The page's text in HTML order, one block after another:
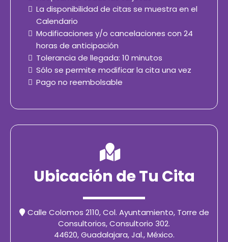
La disponibilidad de citas se muestra en el
Calendario
Modificaciones y/o cancelaciones con 24
horas de anticipación
Tolerancia de llegada: 10 minutos
Sólo se permite modificar la cita una vez
Pago no reembolsable
Ubicación de Tu Cita
Calle Colomos 2110, Col. Ayuntamiento, Torre de
Consultorios, Consultorio 302.
44620, Guadalajara, Jal., México.